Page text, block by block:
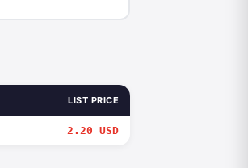
LIST PRICE
2.20 USD